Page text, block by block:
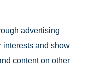
advertising
interests and show
content on other